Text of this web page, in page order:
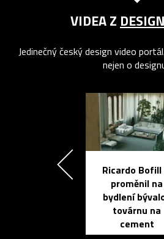
VIDEA Z
Jedinečný český design video
nejen o
Ricardo Bofill
proměnil na
bydlení
továrnu na
cement